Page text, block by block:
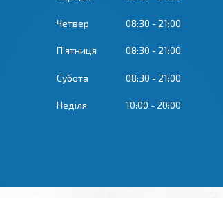
Четвер 08:30 21:00
Пʼятниця 08:30 21:00
Субота 08:30 21:00
Неділя 10:00 20:00